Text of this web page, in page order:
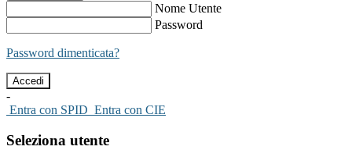
Nome Utente
Password
Password dimenticata?
-
Entra con SPID Entra con CIE
Seleziona utente